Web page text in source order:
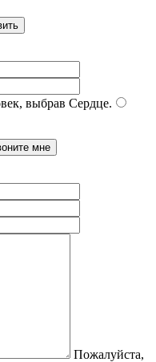
выбрав Сердце.
Пожалуйста,